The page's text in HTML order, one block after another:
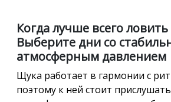
Когда лучше всего
Выберите дни со
атмосферным давлением
Щука работает в гармонии с
поэтому к ней стоит